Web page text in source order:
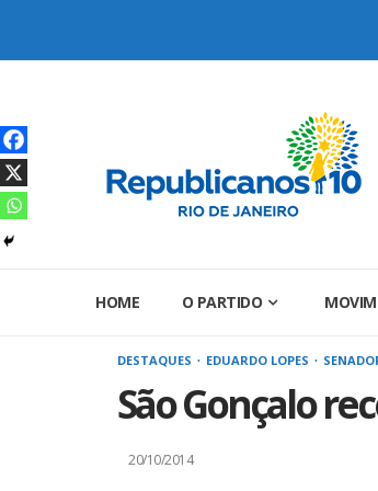
HOME O PARTIDO
DESTAQUES EDUARDO LOPES
São Gonçalo
20/10/2014